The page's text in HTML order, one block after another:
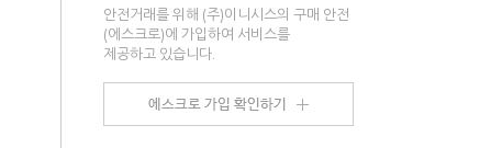
안전거래를 위해 (주)이니시스의 구매 안전
(에스크로)에 가입하여 서비스를
제공하고 있습니다.